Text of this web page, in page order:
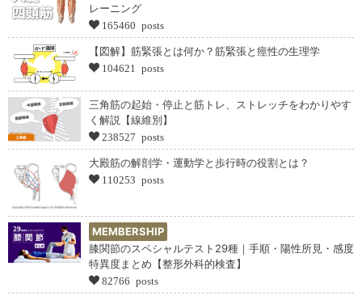
レーニング
165460 posts
【図解】筋緊張とは何か？筋緊張と痙性の生理学
104621 posts
三角筋の起始・停止と筋トレ、ストレッチをわかりやす
く解説【線維別】
238527 posts
大殿筋の解剖学・運動学と歩行時の役割とは？
110253 posts
MEMBERSHIP
膝関節のスペシャルテスト29種｜手順・陽性所見・感度
特異度まとめ【整形外科的検査】
82766 posts